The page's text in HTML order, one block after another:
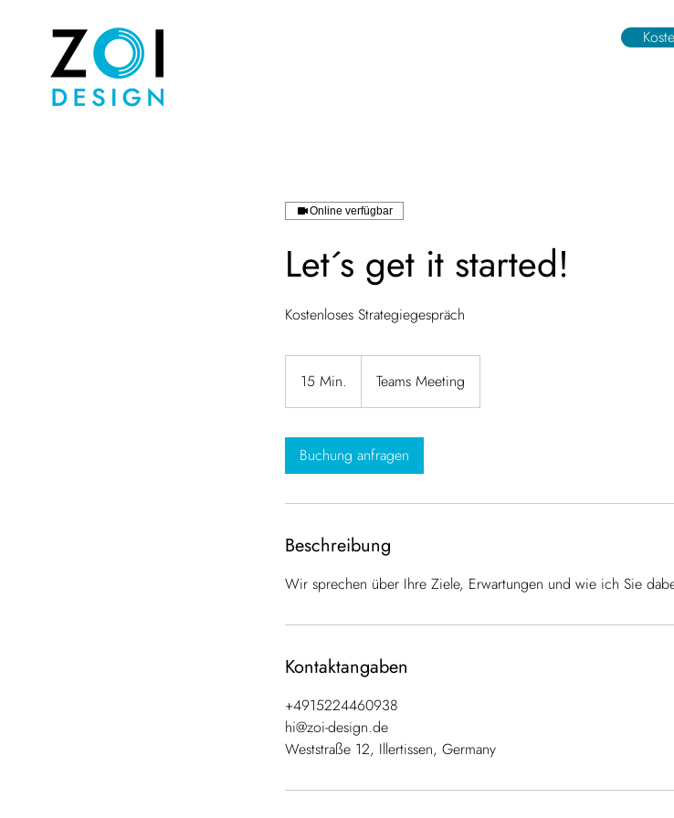
Online verfügbar
Let´s get it started!
Kostenloses Strategiegespräch
15 Min.
5
n
Teams Meeting
Buchung anfragen
Beschreibung
Wir sprechen über Ihre Ziele, Erwartungen und wie ich Sie
Kontaktangaben
+4915224460938
hi@zoi-design.de
Weststraße 12, Illertissen, Germany